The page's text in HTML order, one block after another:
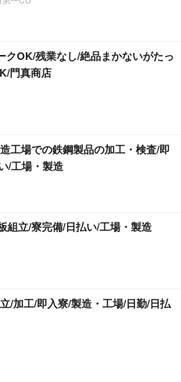
クOK/残業なし/絶品まかないがたっ
門真商店
工場での鉄鋼製品の加工・検査/即
/工場・製造
組立/寮完備/日払い/工場・製造
/加工/即入寮/製造・工場/日勤/日払